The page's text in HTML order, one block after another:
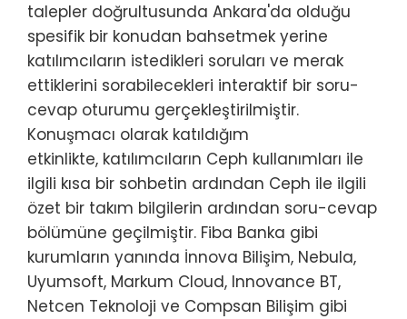
talepler doğrultusunda Ankara'da olduğu
spesifik bir konudan bahsetmek yerine
katılımcıların istedikleri soruları ve merak
ettiklerini sorabilecekleri interaktif bir soru-
cevap oturumu gerçekleştirilmiştir.
Konuşmacı olarak katıldığım
etkinlikte, katılımcıların Ceph kullanımları ile
ilgili kısa bir sohbetin ardından Ceph ile ilgili
özet bir takım bilgilerin ardından soru-cevap
bölümüne geçilmiştir. Fiba Banka gibi
kurumların yanında İnnova Bilişim, Nebula,
Uyumsoft, Markum Cloud, Innovance BT,
Netcen Teknoloji ve Compsan Bilişim gibi